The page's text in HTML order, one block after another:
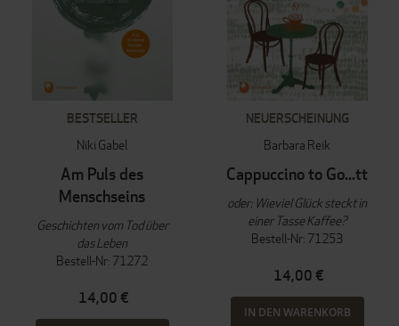
BESTSELLER
Niki Gabel
Am Puls des
Menschseins
Geschichten vom Tod über
das Leben
Bestell-Nr: 71272
14,00 €
NEUERSCHEINUNG
Barbara Reik
Cappuccino to Go...tt
oder: Wieviel Glück steckt in
einer Tasse Kaffee?
Bestell-Nr: 71253
14,00 €
IN DEN WARENKORB